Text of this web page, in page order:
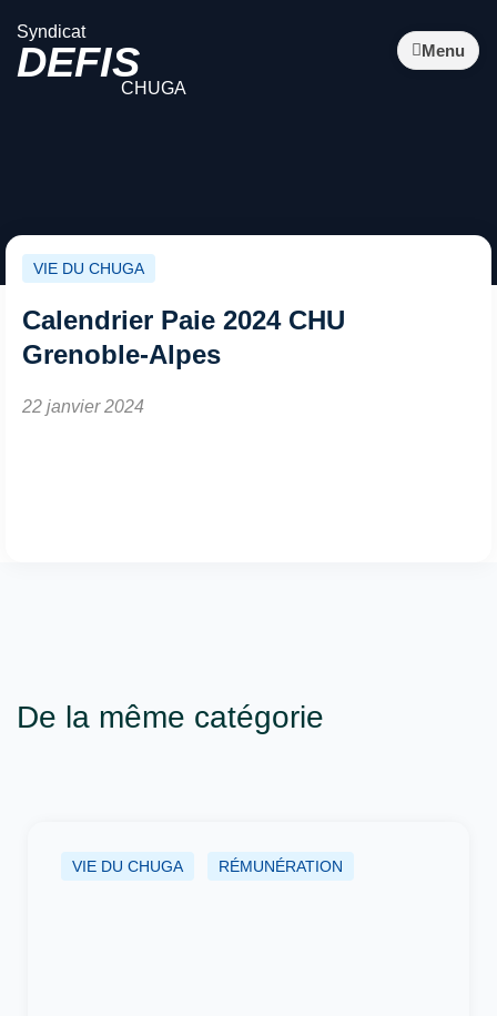
Syndicat
DEFIS
CHUGA
Menu
VIE DU CHUGA
Calendrier Paie 2024 CHU
Grenoble-Alpes
22 janvier 2024
De la même catégorie
VIE DU CHUGA RÉMUNÉRATION